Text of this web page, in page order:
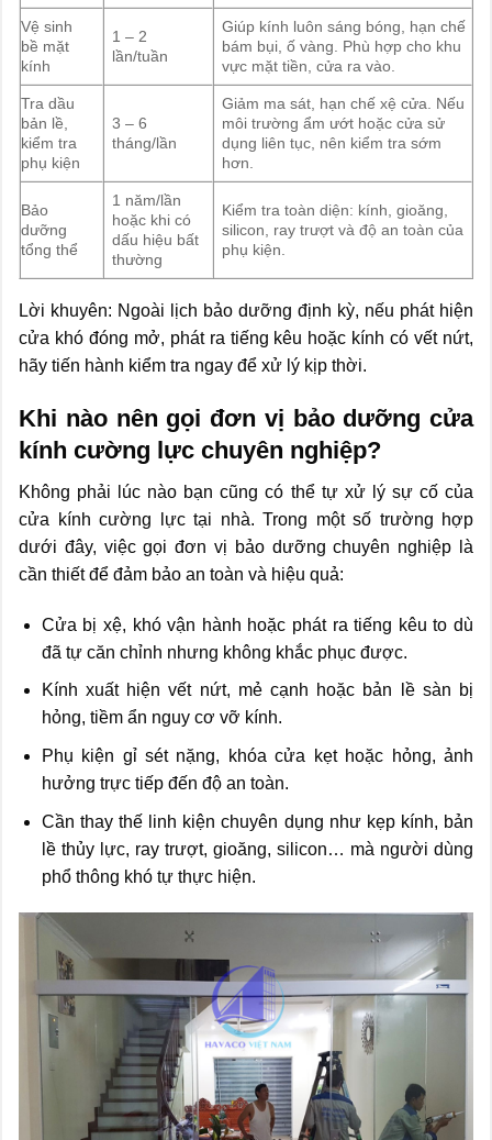
Vệ sinh
bề mặt
kính
1 – 2
lần/tuần
Giúp kính luôn sáng bóng, hạn chế
bám bụi, ố vàng. Phù hợp cho khu
vực mặt tiền, cửa ra vào.
Tra dầu
bản lề,
kiểm tra
phụ kiện
3 – 6
tháng/lần
Giảm ma sát, hạn chế xệ cửa. Nếu
môi trường ẩm ướt hoặc cửa sử
dụng liên tục, nên kiểm tra sớm
hơn.
Bảo
dưỡng
tổng thể
1 năm/lần
hoặc khi có
dấu hiệu bất
thường
Kiểm tra toàn diện: kính, gioăng,
silicon, ray trượt và độ an toàn của
phụ kiện.
Lời khuyên: Ngoài lịch bảo dưỡng định kỳ, nếu phát hiện
cửa khó đóng mở, phát ra tiếng kêu hoặc kính có vết nứt,
hãy tiến hành kiểm tra ngay để xử lý kịp thời.
Khi nào nên gọi đơn vị bảo dưỡng cửa
kính cường lực chuyên nghiệp?
Không phải lúc nào bạn cũng có thể tự xử lý sự cố của
cửa kính cường lực tại nhà. Trong một số trường hợp
dưới đây, việc gọi đơn vị bảo dưỡng chuyên nghiệp là
cần thiết để đảm bảo an toàn và hiệu quả:
Cửa bị xệ, khó vận hành hoặc phát ra tiếng kêu to dù
đã tự căn chỉnh nhưng không khắc phục được.
Kính xuất hiện vết nứt, mẻ cạnh hoặc bản lề sàn bị
hỏng, tiềm ẩn nguy cơ vỡ kính.
Phụ kiện gỉ sét nặng, khóa cửa kẹt hoặc hỏng, ảnh
hưởng trực tiếp đến độ an toàn.
Cần thay thế linh kiện chuyên dụng như kẹp kính, bản
lề thủy lực, ray trượt, gioăng, silicon… mà người dùng
phổ thông khó tự thực hiện.